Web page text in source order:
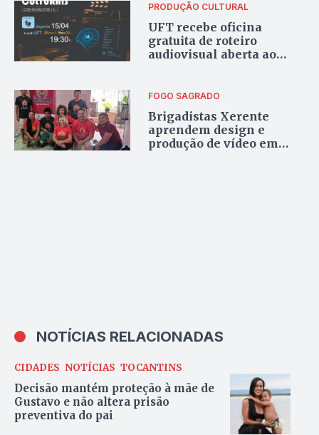
PRODUÇÃO CULTURAL
UFT recebe oficina
gratuita de roteiro
audiovisual aberta ao
FOGO SAGRADO
Brigadistas Xerente
aprendem design e
produção de vídeo em
NOTÍCIAS RELACIONADAS
CIDADES NOTÍCIAS TOCANTINS
Decisão mantém proteção à mãe de
Gustavo e não altera prisão
preventiva do pai